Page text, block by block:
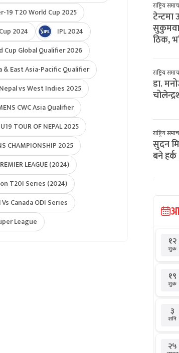
19 T20 World Cup 2025
2024
IPL 2024
Cup Global Qualifier 2026
& East Asia-Pacific Qualifier
vs West Indies 2025
CWC Asia Qualifier
TOUR OF NEPAL 2025
CHAMPIONSHIP 2025
LEAGUE (2024)
T20I Series (2024)
Canada ODI Series
League
राष्ट्रिय
ठिक,
राष्ट्रिय
डा.
राष्ट्रिय
सुदन
बने हर्क
१२
शुक्र
१९
शुक्र
३
शनि
२५